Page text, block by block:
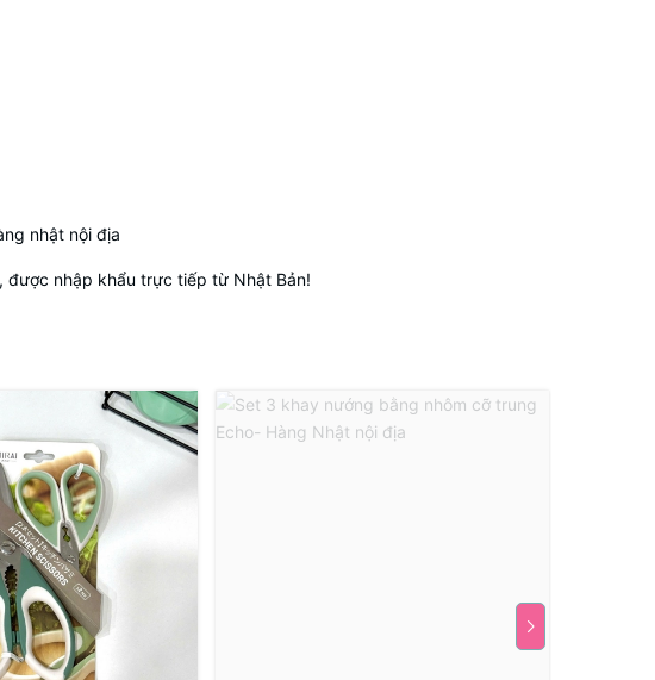
nhật nội địa
được nhập khẩu trực tiếp từ Nhật Bản!